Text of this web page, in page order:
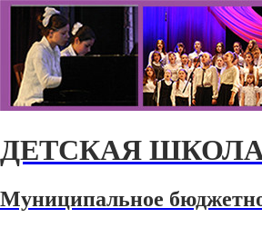
ДЕТСКАЯ
Муниципальное